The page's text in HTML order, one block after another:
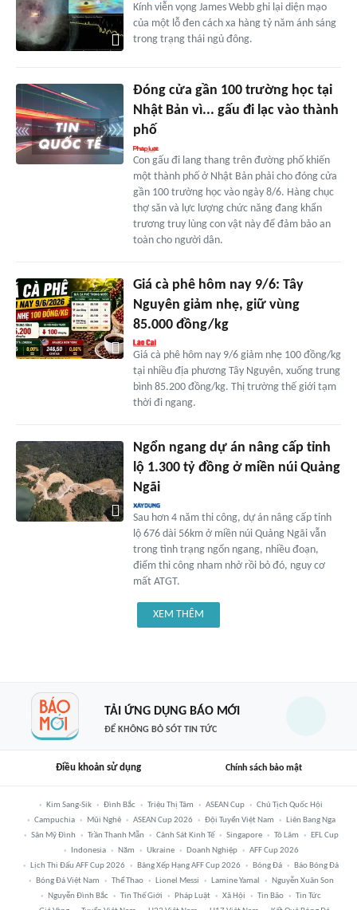
Kính viễn vọng James Webb ghi lại diện mạo
của một lỗ đen cách xa hàng tỷ năm ánh sáng
trong trạng thái ngủ đông.
Đóng cửa gần 100 trường học tại
Nhật Bản vì... gấu đi lạc vào thành
phố
Con gấu đi lang thang trên đường phố khiến
một thành phố ở Nhật Bản phải cho đóng cửa
gần 100 trường học vào ngày 8/6. Hàng chục
thợ săn và lực lượng chức năng đang khẩn
trương truy lùng con vật này để đảm bảo an
toàn cho người dân.
Giá cà phê hôm nay 9/6: Tây
Nguyên giảm nhẹ, giữ vùng
85.000 đồng/kg
Giá cà phê hôm nay 9/6 giảm nhẹ 100 đồng/kg
tại nhiều địa phương Tây Nguyên, xuống trung
bình 85.200 đồng/kg. Thị trường thế giới tạm
thời đi ngang.
Ngổn ngang dự án nâng cấp tỉnh
lộ 1.300 tỷ đồng ở miền núi Quảng
Ngãi
Sau hơn 4 năm thi công, dự án nâng cấp tỉnh
lộ 676 dài 56km ở miền núi Quảng Ngãi vẫn
trong tình trạng ngổn ngang, nhiều đoạn,
điểm thi công nham nhở rồi bỏ đó, nguy cơ
mất ATGT.
XEM THÊM
TẢI ỨNG DỤNG BÁO MỚI
ĐỂ KHÔNG BỎ SÓT TIN TỨC
Điều khoản sử dụng Chính sách bảo mật
Kim Sang-Sik Đình Bắc Triệu Thị Tâm ASEAN Cup
Chủ Tịch Quốc Hội
Campuchia
Mũi Nghê ASEAN Cup 2026 Đội Tuyển Việt Nam
Liên Bang Nga
Sân Mỹ Đình
Trần Thanh Mẫn Cảnh Sát Kinh Tế Singapore Tô Lâm
EFL Cup
Indonesia
Năm Ukraine Doanh Nghiệp
AFF Cup 2026
Lịch Thi Đấu AFF Cup 2026
Bảng Xếp Hạng AFF Cup 2026 Bóng Đá
Báo Bóng Đá
Bóng Đá Việt Nam
Thể Thao Lionel Messi Lamine Yamal
Nguyễn Xuân Son
Nguyễn Đình Bắc
Tin Thế Giới Pháp Luật Xã Hội Tin Bão
Tin Tức